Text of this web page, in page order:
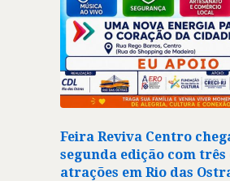
Feira Reviva Centro
segunda edição com três
atrações em Rio das